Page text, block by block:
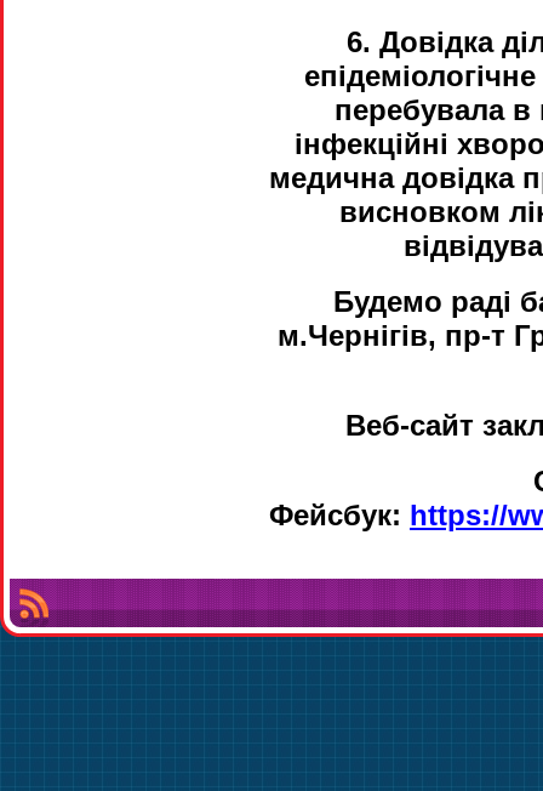
6. Довідка
перебувала в
інфекційні
медична довідка
висновком
Будемо раді
м.Чернігів, пр-т
Веб-сайт
Фейсбук: https://